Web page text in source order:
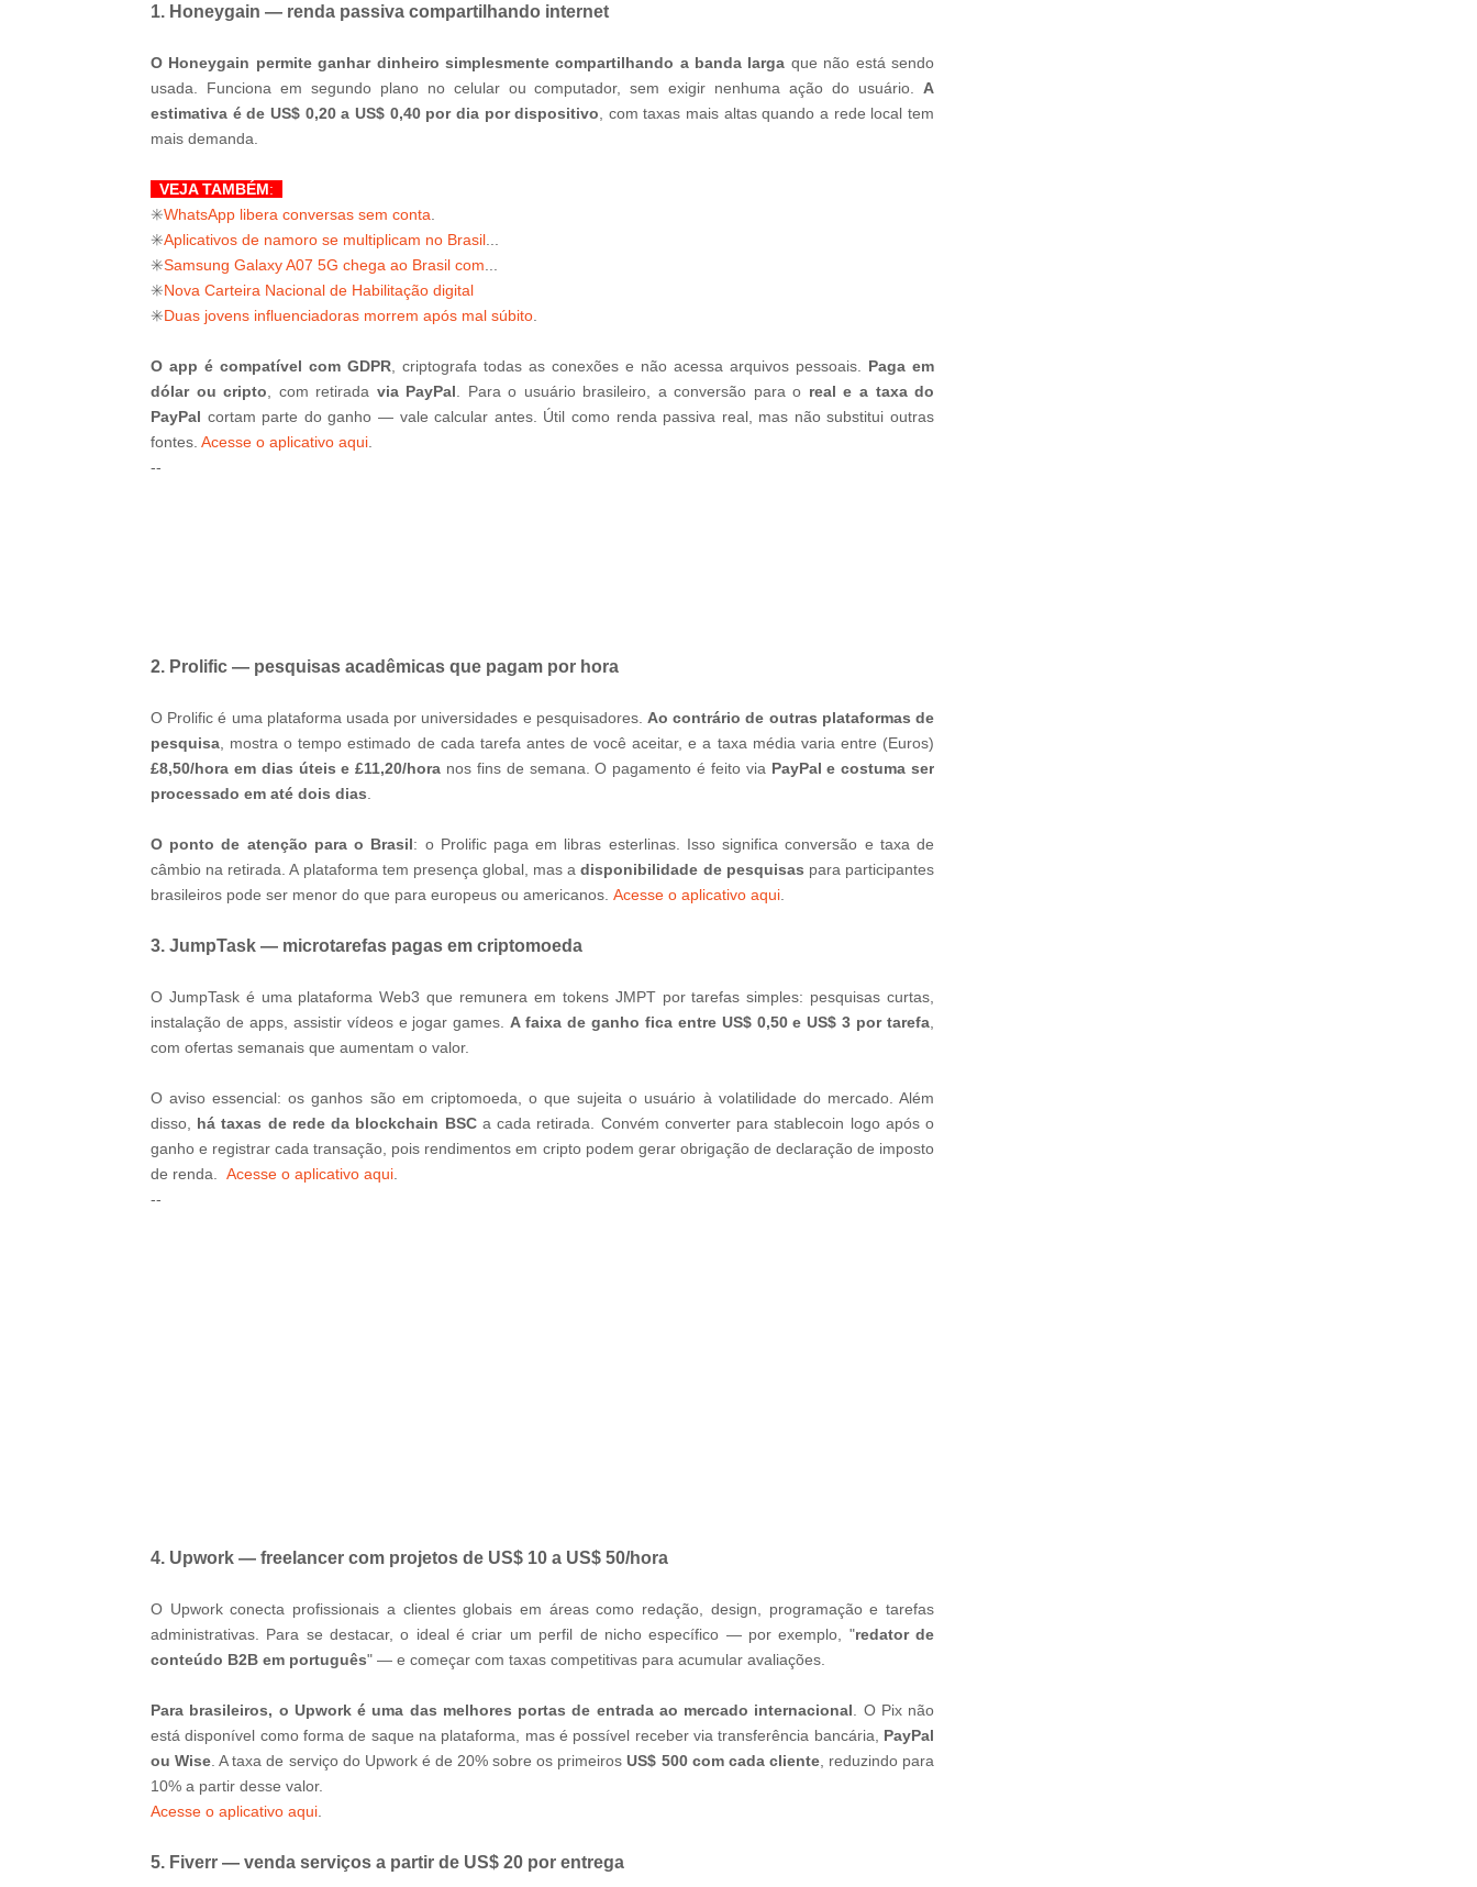
1. Honeygain — renda passiva compartilhando internet
O Honeygain permite ganhar dinheiro simplesmente compartilhando a banda larga que não está sendo
usada. Funciona em segundo plano no celular ou computador, sem exigir nenhuma ação do usuário. A
estimativa é de US$ 0,20 a US$ 0,40 por dia por dispositivo , com taxas mais altas quando a rede local tem
mais demanda.
VEJA TAMBÉM:
✳️WhatsApp libera conversas sem conta
✳️Aplicativos de namoro se multiplicam no Brasil
✳️Samsung Galaxy A07 5G chega ao Brasil com
✳️Nova Carteira Nacional de Habilitação digital
✳️Duas jovens influenciadoras morrem após mal súbito
O app é compatível com GDPR , criptografa todas as conexões e não acessa arquivos pessoais. Paga em
dólar ou cripto , com retirada via PayPal . Para o usuário brasileiro, a conversão para o real e a taxa do
PayPal cortam parte do ganho — vale calcular antes. Útil como renda passiva real, mas não substitui outras
fontes. Acesse o aplicativo aqui
--
2. Prolific — pesquisas acadêmicas que pagam por hora
O Prolific é uma plataforma usada por universidades e pesquisadores. Ao contrário de outras plataformas de
pesquisa , mostra o tempo estimado de cada tarefa antes de você aceitar, e a taxa média varia entre (Euros)
£8,50/hora em dias úteis e £11,20/hora nos fins de semana. O pagamento é feito via PayPal e costuma ser
processado em até dois dias
O ponto de atenção para o Brasil: o Prolific paga em libras esterlinas. Isso significa conversão e taxa de
câmbio na retirada. A plataforma tem presença global, mas adisponibilidade de pesquisas para participantes
brasileiros pode ser menor do que para europeus ou americanos. Acesse o aplicativo aqui
3. JumpTask — microtarefas pagas em criptomoeda
O JumpTask é uma plataforma Web3 que remunera em tokens JMPT por tarefas simples: pesquisas curtas,
instalação de apps, assistir vídeos e jogar games. A faixa de ganho fica entre US$ 0,50 e US$ 3 por tarefa
com ofertas semanais que aumentam o valor.
O aviso essencial: os ganhos são em criptomoeda, o que sujeita o usuário à volatilidade do mercado. Além
disso, há taxas de rede da blockchain BSCa cada retirada. Convém converter para stablecoin logo após o
ganho e registrar cada transação, pois rendimentos em cripto podem gerar obrigação de declaração de imposto
de renda. Acesse o aplicativo aqui
--
4. Upwork — freelancer com projetos de US$ 10 a US$ 50/hora
O Upwork conecta profissionais a clientes globais em áreas como redação, design, programação e tarefas
administrativas. Para se destacar, o ideal é criar um perfil de nicho específico — por exemplo, "redator de
conteúdo B2B em português" — e começar com taxas competitivas para acumular avaliações.
Para brasileiros, o Upwork é uma das melhores portas de entrada ao mercado internacional . O Pix não
está disponível como forma de saque na plataforma, mas é possível receber via transferência bancária, PayPal
ou Wise . A taxa de serviço do Upwork é de 20% sobre os primeirosUS$ 500 com cada cliente, reduzindo para
10% a partir desse valor.
Acesse o aplicativo aqui
5. Fiverr — venda serviços a partir de US$ 20 por entrega